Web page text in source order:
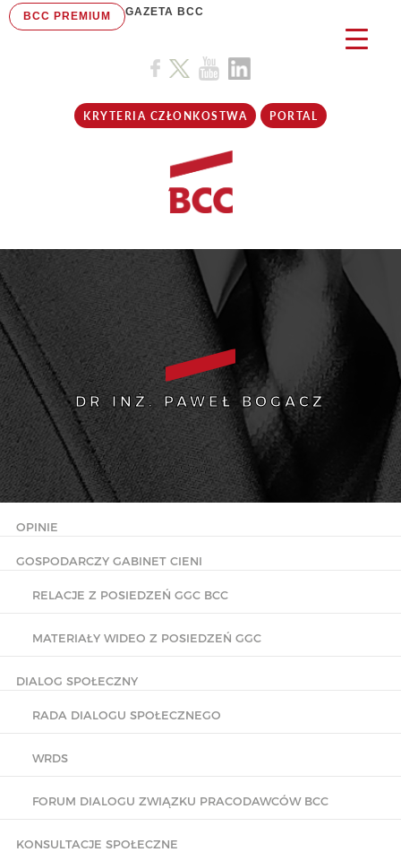
BCC PREMIUM GAZETA BCC
KRYTERIA CZŁONKOSTWA PORTAL
DR INŻ. PAWEŁ BOGACZ
OPINIE
GOSPODARCZY GABINET CIENI
RELACJE Z POSIEDZEŃ GGC BCC
MATERIAŁY WIDEO Z POSIEDZEŃ GGC
DIALOG SPOŁECZNY
RADA DIALOGU SPOŁECZNEGO
WRDS
FORUM DIALOGU ZWIĄZKU PRACODAWCÓW BCC
KONSULTACJE SPOŁECZNE